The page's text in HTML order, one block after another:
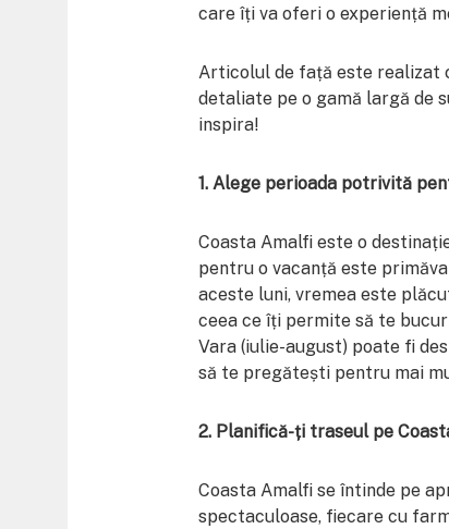
care îți va oferi o experiență
Articolul de față este realizat
detaliate pe o gamă largă de
inspira!
1. Alege perioada potrivită
Coasta Amalfi este o
pentru o vacanță este
aceste luni, vremea este
ceea ce îți permite să te
Vara (iulie-august) poate fi
să te pregătești pentru mai
2. Planifică-ți traseul pe
Coasta Amalfi se întinde pe
spectaculoase, fiecare cu